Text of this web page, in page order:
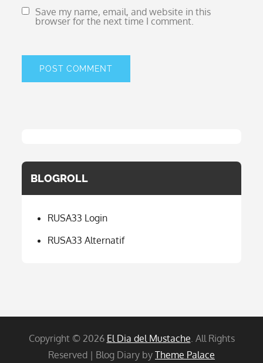
Save my name, email, and website in this
browser for the next time I comment.
BLOGROLL
RUSA33 Login
RUSA33 Alternatif
Copyright © 2026 El Dia del Mustache. All Rights
Reserved | Blog Diary by Theme Palace